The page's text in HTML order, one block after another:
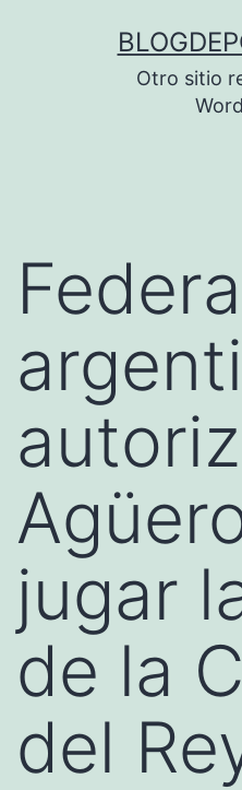
Otro sitio
jugar
de la
del